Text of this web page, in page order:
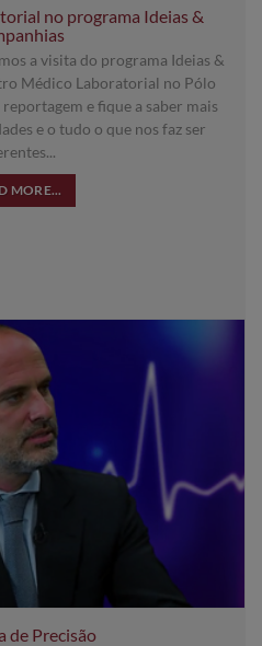
no programa Ideias &
a visita do programa Ideias &
Médico Laboratorial no Pólo
e fique a saber mais
e o tudo o que nos faz ser
MORE...
de Precisão